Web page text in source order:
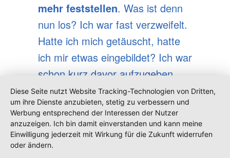
mehr feststellen. Was ist denn
nun los? Ich war fast verzweifelt.
Hatte ich mich getäuscht, hatte
ich mir etwas eingebildet? Ich war
schon kurz davor aufzugeben
und das Thema ad Acta zu legen.
Das Durchschlafen war ja
weiterhin vorhanden, ok., ich
beschränkte mich halt darauf.
Diese Seite nutzt Website Tracking-Technologien von Dritten,
um ihre Dienste anzubieten, stetig zu verbessern und
Werbung entsprechend der Interessen der Nutzer
anzuzeigen. Ich bin damit einverstanden und kann meine
Einwilligung jederzeit mit Wirkung für die Zukunft widerrufen
oder ändern.